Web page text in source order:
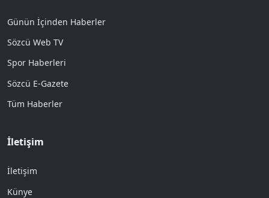
Günün İçinden Haberler
Sözcü Web TV
Spor Haberleri
Sözcü E-Gazete
Tüm Haberler
İletişim
İletişim
Künye